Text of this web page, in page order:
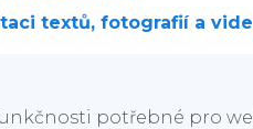
textů, fotografií a
potřebné pro